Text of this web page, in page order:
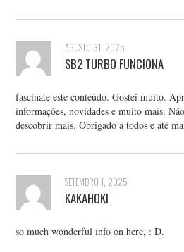
AGOSTO 31, 2025
SB2 TURBO FUNCIONA
fascinate este conteúdo. Gostei muito.
informações, novidades e muito mais.
descobrir mais. Obrigado a todos e até
SETEMBRO 1, 2025
KAKAHOKI
so much wonderful info on here, : D.